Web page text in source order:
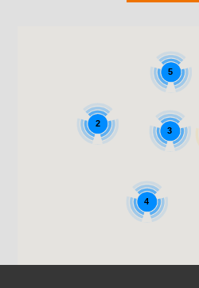
4
5
2
3